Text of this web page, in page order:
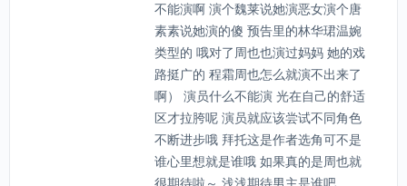
不能演啊 演个魏莱说她演恶女演个唐
素素说她演的傻 预告里的林华珺温婉
类型的 哦对了周也也演过妈妈 她的戏
路挺广的 程霜周也怎么就演不出来了
啊） 演员什么不能演 光在自己的舒适
区才拉胯呢 演员就应该尝试不同角色
不断进步哦 拜托这是作者选角可不是
谁心里想就是谁哦 如果真的是周也就
很期待啦～ 浅浅期待男主是谁吧